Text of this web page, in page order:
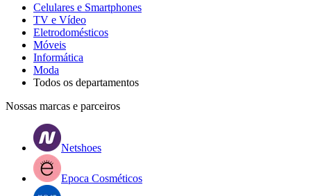
Celulares e Smartphones
TV e Vídeo
Eletrodomésticos
Móveis
Informática
Moda
Todos os departamentos
Nossas marcas e parceiros
Netshoes
Epoca Cosméticos